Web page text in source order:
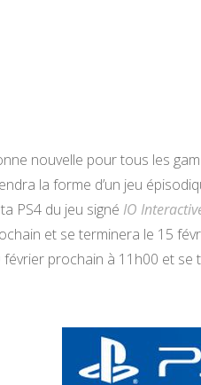
nouvelle pour tous les
la forme d’un jeu
PS4 du jeu signé IO
et se terminera le 15
février prochain à 11h00 et se